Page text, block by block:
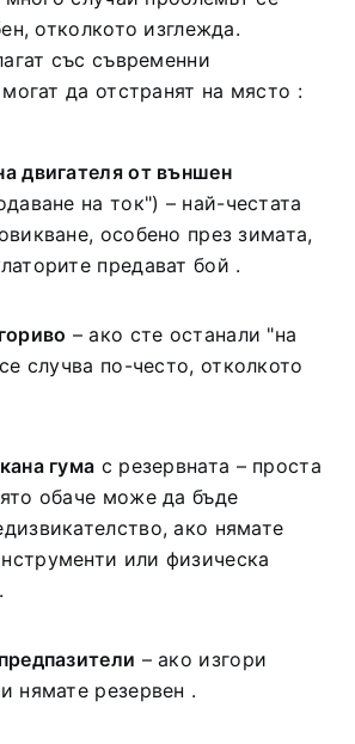
отколкото изглежда.
със съвременни
да отстранят на място :
двигателя от външен
на ток") – най-честата
особено през зимата,
предават бой .
– ако сте останали "на
случва по-често, отколкото
гума с резервната – проста
обаче може да бъде
ако нямате
или физическа
.
– ако изгори
нямате резервен .